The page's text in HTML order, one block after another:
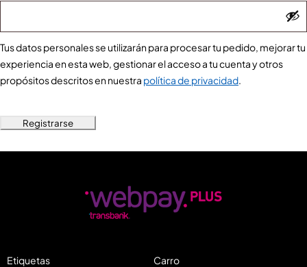
Tus datos personales se utilizarán para procesar tu pedido, mejorar tu
experiencia en esta web, gestionar el acceso a tu cuenta y otros
propósitos descritos en nuestra política de privacidad.
Registrarse
Etiquetas
Carro